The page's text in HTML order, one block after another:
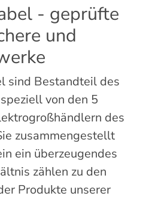
- geprüfte
und
sind Bestandteil des
von den 5
des
zusammengestellt
ein überzeugendes
zählen zu den
Produkte unserer